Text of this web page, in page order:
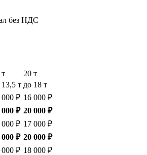
без НДС
20 т
т до 18 т
000 ₽ 16 000 ₽
000 ₽ 20 000 ₽
000 ₽ 17 000 ₽
000 ₽ 20 000 ₽
000 ₽ 18 000 ₽